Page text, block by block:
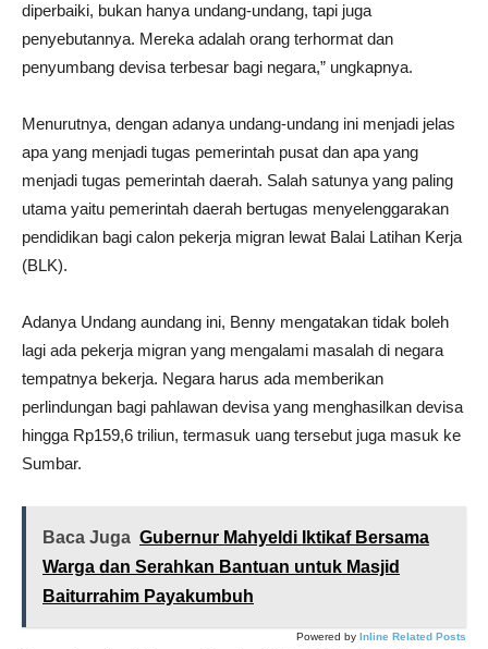
diperbaiki, bukan hanya undang-undang, tapi juga
penyebutannya. Mereka adalah orang terhormat dan
penyumbang devisa terbesar bagi negara,” ungkapnya.
Menurutnya, dengan adanya undang-undang ini menjadi jelas
apa yang menjadi tugas pemerintah pusat dan apa yang
menjadi tugas pemerintah daerah. Salah satunya yang paling
utama yaitu pemerintah daerah bertugas menyelenggarakan
pendidikan bagi calon pekerja migran lewat Balai Latihan Kerja
(BLK).
Adanya Undang aundang ini, Benny mengatakan tidak boleh
lagi ada pekerja migran yang mengalami masalah di negara
tempatnya bekerja. Negara harus ada memberikan
perlindungan bagi pahlawan devisa yang menghasilkan devisa
hingga Rp159,6 triliun, termasuk uang tersebut juga masuk ke
Sumbar.
Baca Juga Gubernur Mahyeldi Iktikaf Bersama
Warga dan Serahkan Bantuan untuk Masjid
Baiturrahim Payakumbuh
Powered by Inline Related Posts